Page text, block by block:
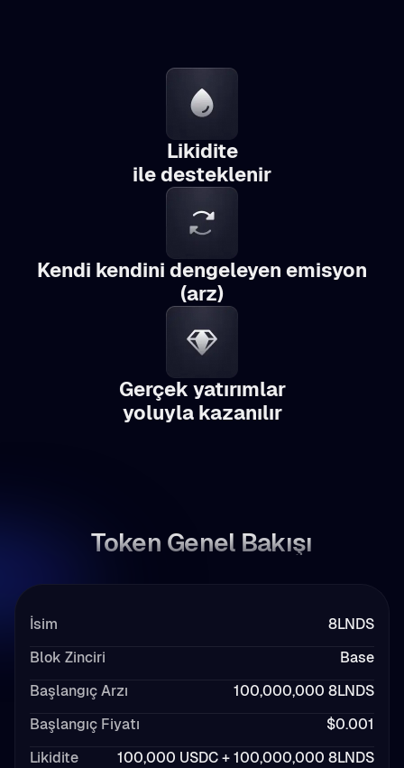
Likidite
ile desteklenir
Kendi kendini dengeleyen emisyon
(arz)
Gerçek yatırımlar
yoluyla kazanılır
Token Genel Bakışı
İsim
8LNDS
Blok Zinciri
Base
Başlangıç Arzı
100,000,000 8LNDS
Başlangıç Fiyatı
$0.001
Likidite
100,000 USDC + 100,000,000 8LNDS